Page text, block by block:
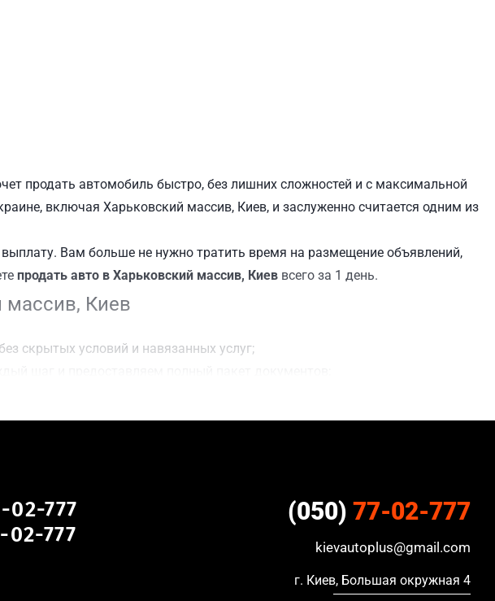
продать автомобиль быстро, без лишних сложностей и с максимальной
включая Харьковский массив, Киев, и заслуженно считается одним из
Вам больше не нужно тратить время на размещение объявлений,
продать авто в Харьковский массив, Киев всего за 1 день.
массив, Киев
скрытых условий и навязанных услуг;
с пробегом;
02-777
02-777
(050) 77-02-777
kievautoplus@gmail.com
г. Киев, Большая окружная 4